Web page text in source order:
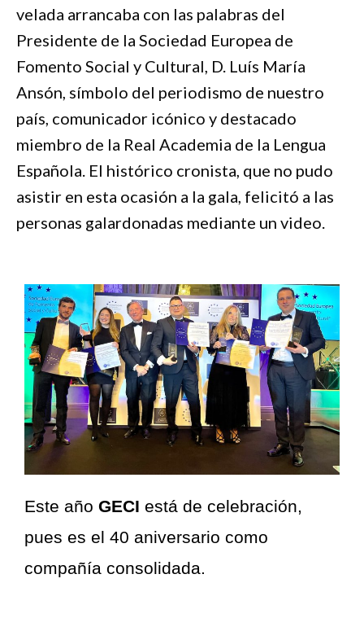
velada arrancaba con las palabras del
Presidente de la Sociedad Europea de
Fomento Social y Cultural, D. Luís María
Ansón, símbolo del periodismo de nuestro
país, comunicador icónico y destacado
miembro de la Real Academia de la Lengua
Española. El histórico cronista, que no pudo
asistir en esta ocasión a la gala, felicitó a las
personas galardonadas mediante un video.
Este año GECI está de celebración,
pues es el 40 aniversario como
compañía consolidada.